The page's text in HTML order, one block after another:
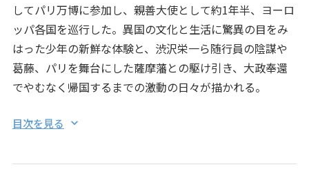
してパリ万博に参加し、親善大使として約1年半、ヨーロ
ッパ各国を巡行した。異国の文化と生活に驚異の目をみ
はった少年の新鮮な体験と、渋沢栄一ら随行員の陰謀や
葛藤、パリを舞台にした薩摩藩との駆け引き、大政奉還
でやむなく帰国するまでの激動の日々が描かれる。
目次を見る